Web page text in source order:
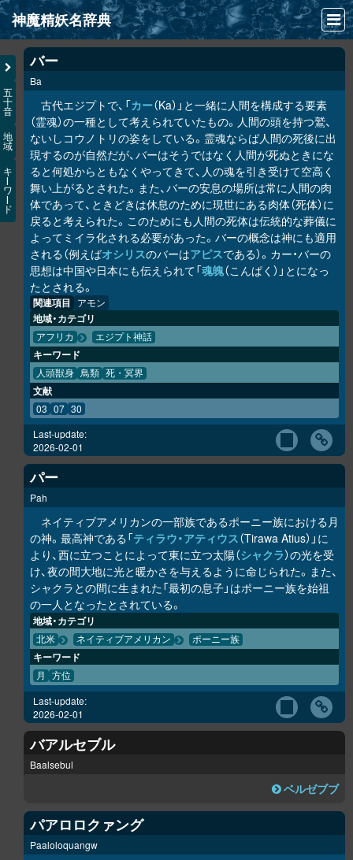
神魔精妖名辞典
NEWS
INFO
文献
検索
凖項目
画像資料便覧
LINK
五
十
音
地
域
キ
ワ
ド
バー
Ba
古代エジプトで、「カー（Ka）」と一緒に人間を構成する要素
（霊魂）の一種として考えられていたもの。人間の頭を持つ鷲、
ないしコウノトリの姿をしている。霊魂ならば人間の死後に出
現するのが自然だが、バーはそうではなく人間が死ぬときにな
ると何処からともなくやってきて、人の魂を引き受けて空高く
舞い上がるとされた。また、バーの安息の場所は常に人間の肉
体であって、ときどきは休息のために現世にある肉体（死体）に
戻ると考えられた。このためにも人間の死体は伝統的な葬儀に
よってミイラ化される必要があった。バーの概念は神にも適用
される（例えばオシリスのバーはアピスである）。カー・バーの
思想は中国や日本にも伝えられて「魂魄（こんぱく）」とになっ
たとされる。
関連項目 アモン
地域・カテゴリ
アフリカ エジプト神話
キーワード
人頭獣身 鳥類 死・冥界
文献
03 07 30
Last-update:
2026-02-01
パー
Pah
ネイティブアメリカンの一部族であるポーニー族における月
の神。最高神である「ティラウ・アティウス（Tirawa Atius）」に
より、西に立つことによって東に立つ太陽（シャクラ）の光を受
け、夜の間大地に光と暖かさを与えるように命じられた。また、
シャクラとの間に生まれた「最初の息子」はポーニー族を始祖
の一人となったとされている。
地域・カテゴリ
北米 ネイティブアメリカン ポーニー族
キーワード
月 方位
Last-update:
2026-02-01
バアルセブル
Baalsebul
ベルゼブブ
パアロロクァング
Paaloloquangw